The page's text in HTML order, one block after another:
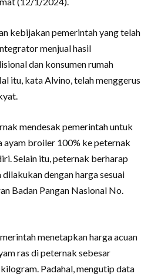
kebijakan pemerintah yang telah
menjual hasil
dan konsumen rumah
itu, kata Alvino, telah menggerus
mendesak pemerintah untuk
ayam broiler 100% ke peternak
Selain itu, peternak berharap
dengan harga sesuai
Badan Pangan Nasional No.
menetapkan harga acuan
ras di peternak sebesar
Padahal, mengutip data